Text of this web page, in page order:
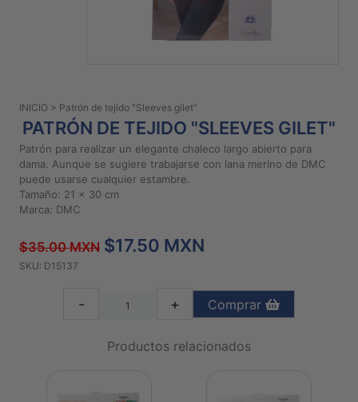
Preguntas
frecuentes
Aviso De
Privacidad
Políticas
INICIO > Patrón de tejido "Sleeves gilet"
PATRÓN DE TEJIDO "SLEEVES GILET"
Patrón para realizar un elegante chaleco largo abierto para
dama. Aunque se sugiere trabajarse con lana merino de DMC
puede usarse cualquier estambre.
Tamaño: 21 x 30 cm
Marca: DMC
$35.00 MXN $17.50 MXN
SKU: D15137
- + Comprar
Productos relacionados